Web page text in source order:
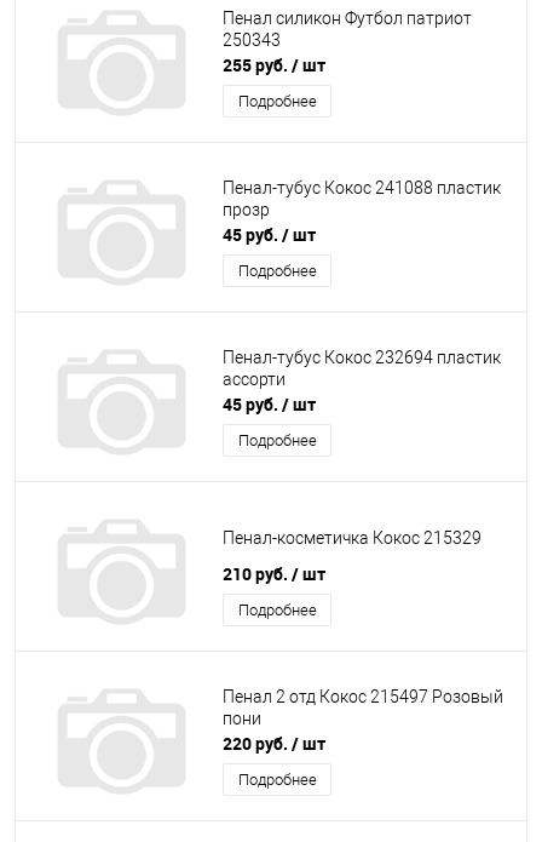
Пенал силикон Футбол патриот
250343
255 руб. / шт
Подробнее
Пенал-тубус Кокос 241088 пластик
прозр
45 руб. / шт
Подробнее
Пенал-тубус Кокос 232694 пластик
ассорти
45 руб. / шт
Подробнее
Пенал-косметичка Кокос 215329
210 руб. / шт
Подробнее
Пенал 2 отд Кокос 215497 Розовый
пони
220 руб. / шт
Подробнее